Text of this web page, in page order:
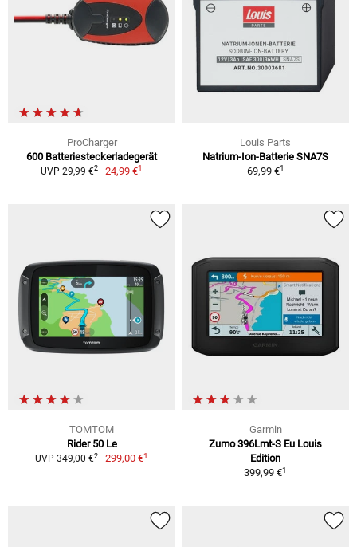
ProCharger
600 Batteriesteckerladegerät
UVP 29,99 €2 24,99 €1
Louis Parts
Natrium-Ion-Batterie SNA7S
69,99 €1
TOMTOM
Rider 50 Le
UVP 349,00 €2 299,00 €1
Garmin
Zumo 396Lmt-S Eu Louis
Edition
399,99 €1